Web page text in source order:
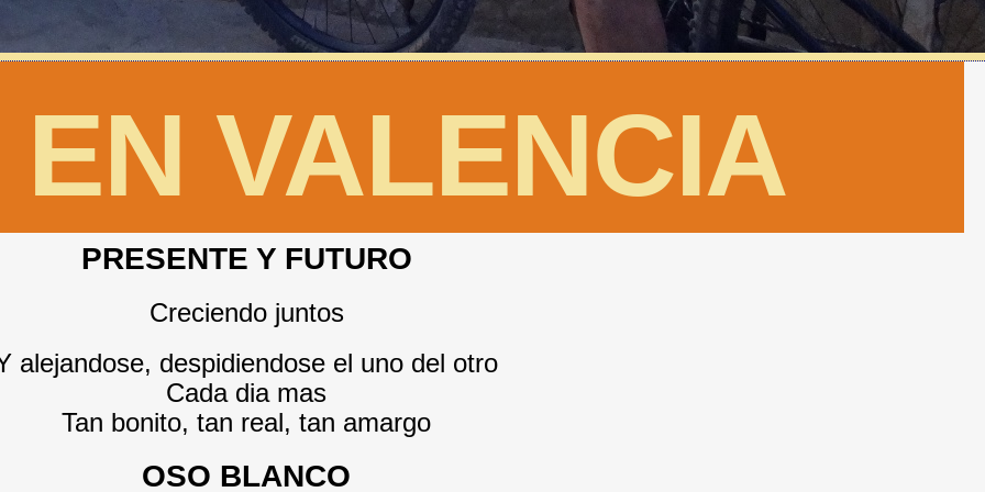
VALENCIA
PRESENTE Y FUTURO
Creciendo juntos
alejandose, despidiendose el uno del otro
Cada dia mas
Tan bonito, tan real, tan amargo
OSO BLANCO